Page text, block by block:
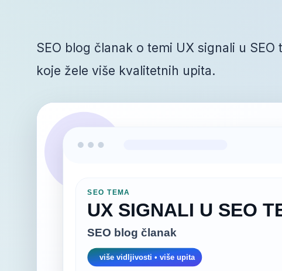
SEO blog članak o temi UX signali u
koje žele više kvalitetnih upita.